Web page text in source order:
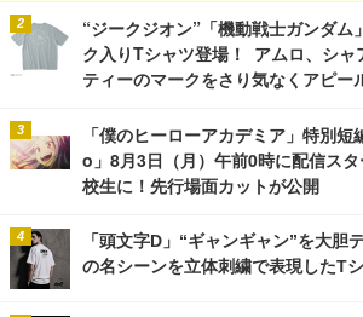
“ジークジオン”「機動戦士ガンダム
ク入りTシャツ登場！ アムロ、シャ
ティーのマークをさり気なくアピー
「僕のヒーローアカデミア」特別
o」8月3日（月）午前0時に配信ス
校生に！先行場面カットが公開
「頭文字D」“ギャンギャン”を大胆
の名シーンを立体刺繍で表現したT